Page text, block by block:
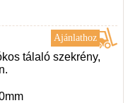
tálaló szekrény,